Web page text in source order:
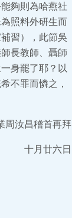
夠則為哈燕社
照料外研生而
習），此節吳
長教師、聶師
身罷了耶？以
不罪而憐之，
周汝昌稽首再拜
十月廿六日